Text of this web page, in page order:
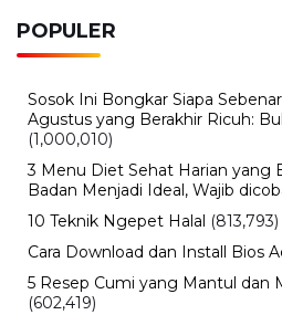
POPULER
Sosok Ini Bongkar Siapa
Agustus yang Berakhir Ricuh:
(1,000,010)
3 Menu Diet Sehat Harian yang
Badan Menjadi Ideal, Wajib
10 Teknik Ngepet Halal (813,793)
Cara Download dan Install Bios
5 Resep Cumi yang Mantul dan
(602,419)